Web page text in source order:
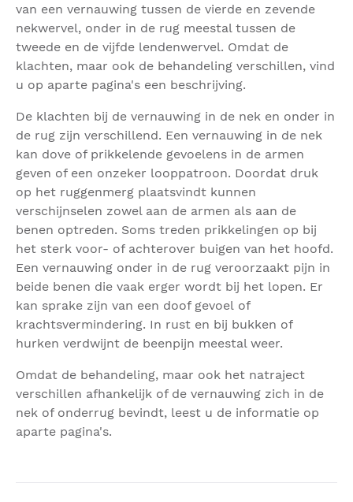
van een vernauwing tussen de vierde en zevende
nekwervel, onder in de rug meestal tussen de
tweede en de vijfde lendenwervel. Omdat de
klachten, maar ook de behandeling verschillen, vind
u op aparte pagina's een beschrijving.
De klachten bij de vernauwing in de nek en onder in
de rug zijn verschillend. Een vernauwing in de nek
kan dove of prikkelende gevoelens in de armen
geven of een onzeker looppatroon. Doordat druk
op het ruggenmerg plaatsvindt kunnen
verschijnselen zowel aan de armen als aan de
benen optreden. Soms treden prikkelingen op bij
het sterk voor- of achterover buigen van het hoofd.
Een vernauwing onder in de rug veroorzaakt pijn in
beide benen die vaak erger wordt bij het lopen. Er
kan sprake zijn van een doof gevoel of
krachtsvermindering. In rust en bij bukken of
hurken verdwijnt de beenpijn meestal weer.
Omdat de behandeling, maar ook het natraject
verschillen afhankelijk of de vernauwing zich in de
nek of onderrug bevindt, leest u de informatie op
aparte pagina's.